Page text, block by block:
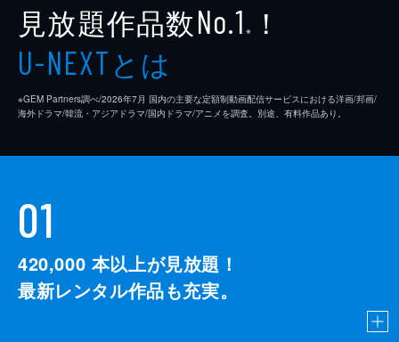
見放題作品数No.1 ※ ！
U-NEXTとは
※GEM Partners調べ/2026年7⽉ 国内の主要な定額制動画配信サービスにおける洋画/邦画/
海外ドラマ/韓流・アジアドラマ/国内ドラマ/アニメを調査。別途、有料作品あり。
01
420,000 本以上が見放題！
最新レンタル作品も充実。